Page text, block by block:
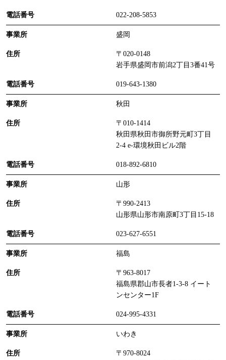
022-208-5853
盛岡
〒020-0148
岩手県盛岡市前潟2丁目3番41号
019-643-1380
秋田
〒010-1414
秋田県秋田市御所野元町3丁目
2-4 e-環境秋田ビル2階
018-892-6810
山形
〒990-2413
山形県山形市南原町3丁目15-18
023-627-6551
福島
〒963-8017
福島県郡山市長者1-3-8 イート
ンセンター1F
024-995-4331
いわき
〒970-8024